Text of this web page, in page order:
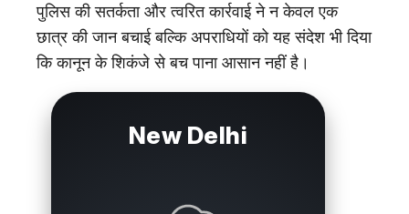
पुलिस की सतर्कता और त्वरित कार्रवाई ने न केवल एक
छात्र की जान बचाई बल्कि अपराधियों को यह संदेश भी दिया
कि कानून के शिकंजे से बच पाना आसान नहीं है।
New Delhi